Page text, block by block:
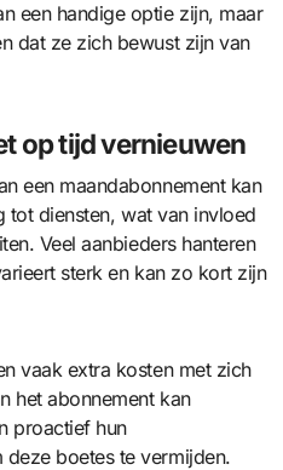
een handige optie zijn, maar
dat ze zich bewust zijn van
op tijd vernieuwen
een maandabonnement kan
tot diensten, wat van invloed
Veel aanbieders hanteren
sterk en kan zo kort zijn
vaak extra kosten met zich
het abonnement kan
proactief hun
boetes te vermijden.